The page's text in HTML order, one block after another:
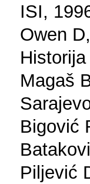
ISI,
Owen
Magaš
Bigović
Piljević